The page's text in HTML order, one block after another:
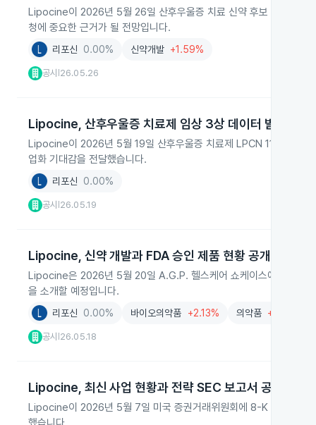
Lipocine이 2026년 5월 26일 산후우울증 치료 신약 후보 LPCN
청에 중요한 근거가 될 전망입니다.
리포신 0.00% 신약개발 +1.59%
공시 26.05.26
Lipocine, 산후우울증 치료제 임상 3상 데이터 발표
Lipocine이 2026년 5월 19일 산후우울증 치료제 LPCN 1154의 임
업화 기대감을 전달했습니다.
리포신 0.00%
공시 26.05.19
Lipocine, 신약 개발과 FDA 승인 제품 현황 공개
Lipocine은 2026년 5월 20일 A.G.P. 헬스케어 쇼케이스에서
을 소개할 예정입니다.
리포신 0.00% 바이오의약품 +2.13% 의약품 +1.85%
공시 26.05.18
Lipocine, 최신 사업 현황과 전략 SEC 보고서 공개
Lipocine이 2026년 5월 7일 미국 증권거래위원회에 8-K 보고서를